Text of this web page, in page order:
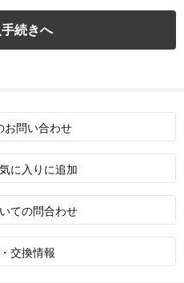
続きへ
お問い合わせ
に入りに追加
ての問合わせ
交換情報